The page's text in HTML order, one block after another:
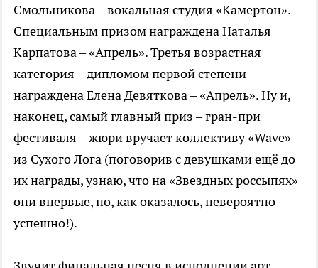
Смольникова – вокальная студия «Камертон».
Специальным призом награждена Наталья
Карпатова – «Апрель». Третья возрастная
категория – дипломом первой степени
награждена Елена Девяткова – «Апрель». Ну и,
наконец, самый главный приз – гран-при
фестиваля – жюри вручает коллективу «Wave»
из Сухого Лога (поговорив с девушками ещё до
их награды, узнаю, что на «Звездных россыпях»
они впервые, но, как оказалось, невероятно
успешно!).